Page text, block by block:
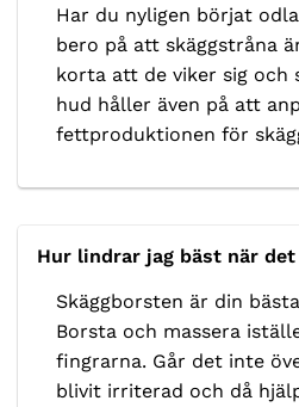
Har du nyligen börjat
bero på att skäggstråna
korta att de viker sig och
hud håller även på att
fettproduktionen för
Hur lindrar jag bäst när
Skäggborsten är din
Borsta och massera
fingrarna. Går det inte
blivit irriterad och då